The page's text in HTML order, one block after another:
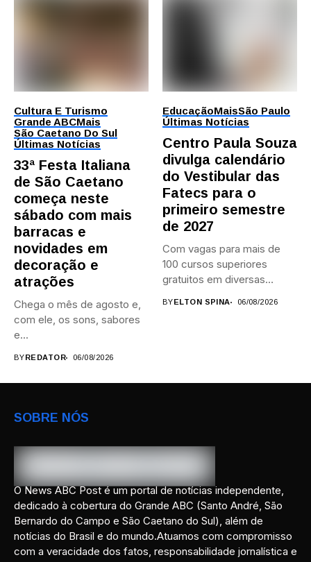
Cultura E Turismo
Grande ABCMais
São Caetano Do Sul
Últimas Notícias
33ª Festa Italiana
de São Caetano
começa neste
sábado com mais
barracas e
novidades em
decoração e
atrações
Chega o mês de agosto e,
com ele, os sons, sabores
e...
BYREDATOR 06/08/2026
EducaçãoMaisSão Paulo
Últimas Notícias
Centro Paula Souza
divulga calendário
do Vestibular das
Fatecs para o
primeiro semestre
de 2027
Com vagas para mais de
100 cursos superiores
gratuitos em diversas
BYELTON SPINA 06/08/2026
SOBRE NÓS
O News ABC Post é um portal de notícias independente,
dedicado à cobertura do Grande ABC (Santo André, São
Bernardo do Campo e São Caetano do Sul), além de
notícias do Brasil e do mundo.Atuamos com compromisso
com a veracidade dos fatos, responsabilidade jornalística e